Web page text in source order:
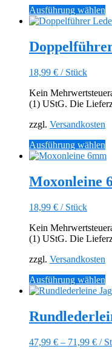
Ausführung wählen
18,99 € / Stück
Kein
(1) UStG. Die
zzgl. Versandkosten
Ausführung wählen
Moxonleine
18,99 € / Stück
Kein
(1) UStG. Die
zzgl. Versandkosten
Ausführung wählen
47,99 € – 71,99 € /